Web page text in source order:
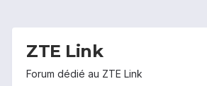
ZTE Link
Forum dédié au ZTE Link